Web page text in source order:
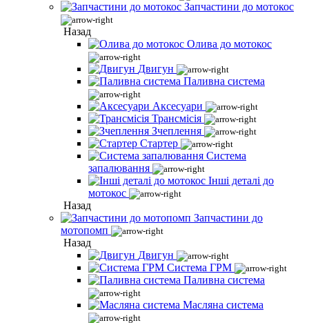
Запчастини до мотокос
Назад
Олива до мотокос
Двигун
Паливна система
Аксесуари
Трансмісія
Зчеплення
Стартер
Система
запалювання
Інші деталі до
мотокос
Назад
Запчастини до
мотопомп
Назад
Двигун
Система ГРМ
Паливна система
Масляна система